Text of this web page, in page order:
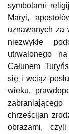
symbolami
Maryi,
uznawanych za
niezwykłe
utrwalonego
Całunem
się i wciąż
wieku,
chrześcijan
obrazami,